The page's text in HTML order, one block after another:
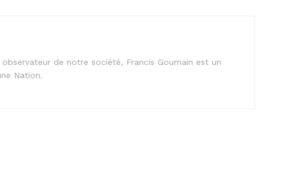
de notre société, Francis Goumain est un
Nation.